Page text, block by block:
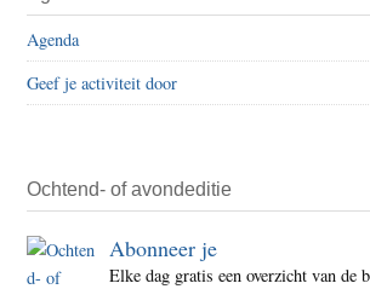
Agenda
Geef je activiteit door
Ochtend- of avondeditie
Abonneer je
Elke dag gratis een overzicht van de